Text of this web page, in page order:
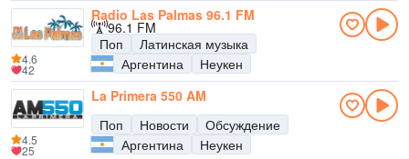
Radio Las Palmas 96.1 FM
96.1 FM
Поп
Латинская музыка
Аргентина
Неукен
4.6
42
La Primera 550 AM
Поп
Новости
Обсуждение
Аргентина
Неукен
4.5
25